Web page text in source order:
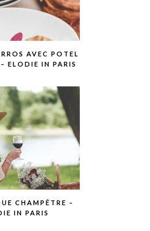
AVEC POTEL
ELODIE IN PARIS
CHAMPÊTRE –
IN PARIS